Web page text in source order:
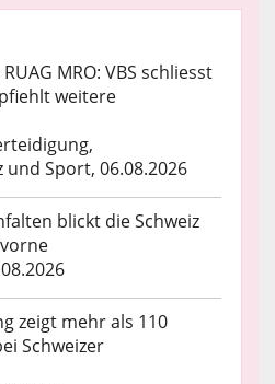
MRO: VBS schliesst
weitere
Sport, 06.08.2026
blickt die Schweiz
zeigt mehr als 110
Schweizer